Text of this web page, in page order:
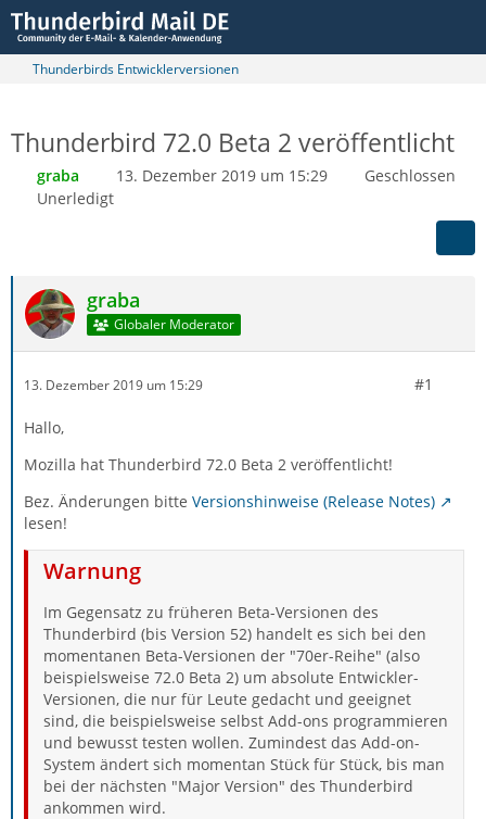
Thunderbirds Entwicklerversionen
Thunderbird 72.0 Beta 2 veröffentlicht
graba 13. Dezember 2019 um 15:29
Geschlossen
Unerledigt
graba
Globaler Moderator
13. Dezember 2019 um 15:29 #1
Hallo,
Mozilla hat Thunderbird 72.0 Beta 2 veröffentlicht!
Bez. Änderungen bitte Versionshinweise (Release Notes)
lesen!
Warnung
Im Gegensatz zu früheren Beta-Versionen des
Thunderbird (bis Version 52) handelt es sich bei den
momentanen Beta-Versionen der "70er-Reihe" (also
beispielsweise 72.0 Beta 2) um absolute Entwickler-
Versionen, die nur für Leute gedacht und geeignet
sind, die beispielsweise selbst Add-ons programmieren
und bewusst testen wollen. Zumindest das Add-on-
System ändert sich momentan Stück für Stück, bis man
bei der nächsten "Major Version" des Thunderbird
ankommen wird.